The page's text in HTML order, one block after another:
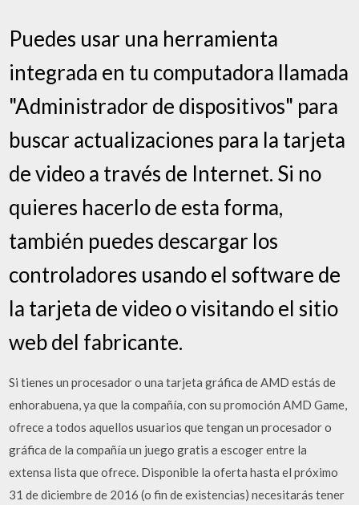
Puedes usar una herramienta
integrada en tu computadora llamada
"Administrador de dispositivos" para
buscar actualizaciones para la tarjeta
de video a través de Internet. Si no
quieres hacerlo de esta forma,
también puedes descargar los
controladores usando el software de
la tarjeta de video o visitando el sitio
web del fabricante.
Si tienes un procesador o una tarjeta gráfica de AMD estás de
enhorabuena, ya que la compañía, con su promoción AMD Game,
ofrece a todos aquellos usuarios que tengan un procesador o
gráfica de la compañía un juego gratis a escoger entre la
extensa lista que ofrece. Disponible la oferta hasta el próximo
31 de diciembre de 2016 (o fin de existencias) necesitarás tener